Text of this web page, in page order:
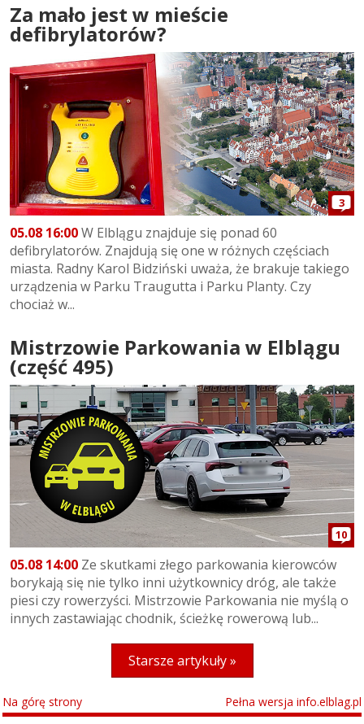
Za mało jest w mieście
defibrylatorów?
3
05.08 16:00W Elblągu znajduje się ponad 60
defibrylatorów. Znajdują się one w różnych częściach
miasta. Radny Karol Bidziński uważa, że brakuje takiego
urządzenia w Parku Traugutta i Parku Planty. Czy
chociaż w...
Mistrzowie Parkowania w Elblągu
(część 495)
10
05.08 14:00 Ze skutkami złego parkowania kierowców
borykają się nie tylko inni użytkownicy dróg, ale także
piesi czy rowerzyści. Mistrzowie Parkowania nie myślą o
innych zastawiając chodnik, ścieżkę rowerową lub...
Starsze artykuły »
Na górę strony Pełna wersja info.elblag.pl